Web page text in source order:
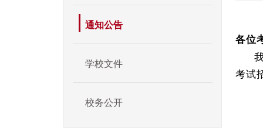
通知公告
学校文件
校务公开
各位
考试